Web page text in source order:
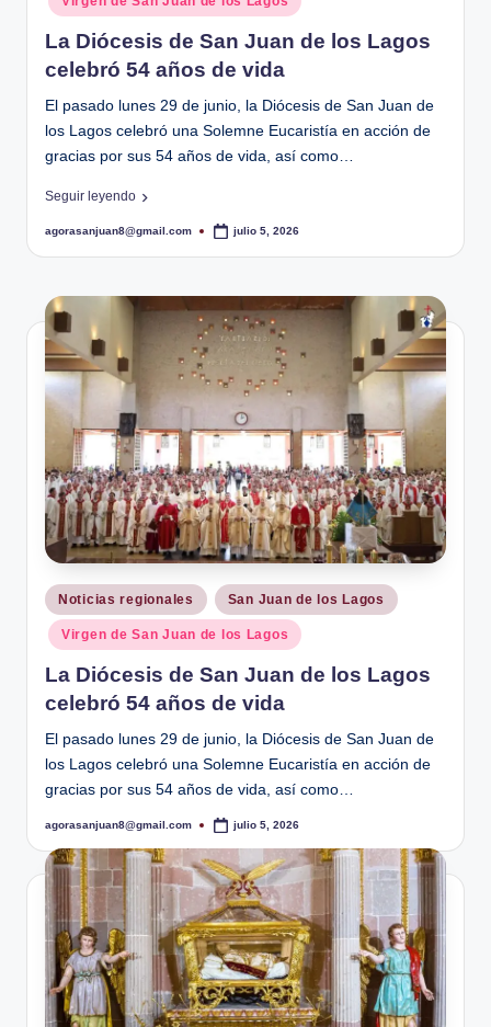
d
c
o
S
n
J
u
n
La Diócesis de San Juan de los Lagos
celebró 54 años de vida
El pasado lunes 29 de junio, la Diócesis de San Juan de
los Lagos celebró una Solemne Eucaristía en acción de
gracias por sus 54 años de vida, así como…
Seguir leyendo
Publicado
agorasanjuan8@gmail.com julio 5, 2026
Publicado
en
Noticias regionales San Juan de los Lagos
Virgen de San Juan de los Lagos
La Diócesis de San Juan de los Lagos
celebró 54 años de vida
El pasado lunes 29 de junio, la Diócesis de San Juan de
los Lagos celebró una Solemne Eucaristía en acción de
gracias por sus 54 años de vida, así como…
Publicado
agorasanjuan8@gmail.com julio 5, 2026